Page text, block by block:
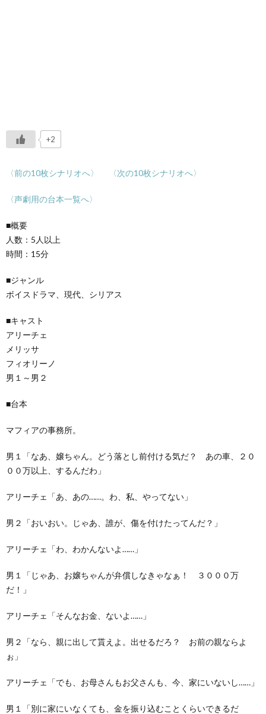
+2
〈前の10枚シナリオへ〉 〈次の10枚シナリオへ〉
〈声劇用の台本一覧へ〉
■概要
人数：5人以上
時間：15分
■ジャンル
ボイスドラマ、現代、シリアス
■キャスト
アリーチェ
メリッサ
フィオリーノ
男１～男２
■台本
マフィアの事務所。
男１「なあ、嬢ちゃん。どう落とし前付ける気だ？ あの車、２０
００万以上、するんだわ」
アリーチェ「あ、あの……。わ、私、やってない」
男２「おいおい。じゃあ、誰が、傷を付けたってんだ？」
アリーチェ「わ、わかんないよ……」
男１「じゃあ、お嬢ちゃんが弁償しなきゃなぁ！ ３０００万
だ！」
アリーチェ「そんなお金、ないよ……」
男２「なら、親に出して貰えよ。出せるだろ？ お前の親ならよ
ぉ」
アリーチェ「でも、お母さんもお父さんも、今、家にいないし……」
男１「別に家にいなくても、金を振り込むことくらいできるだ